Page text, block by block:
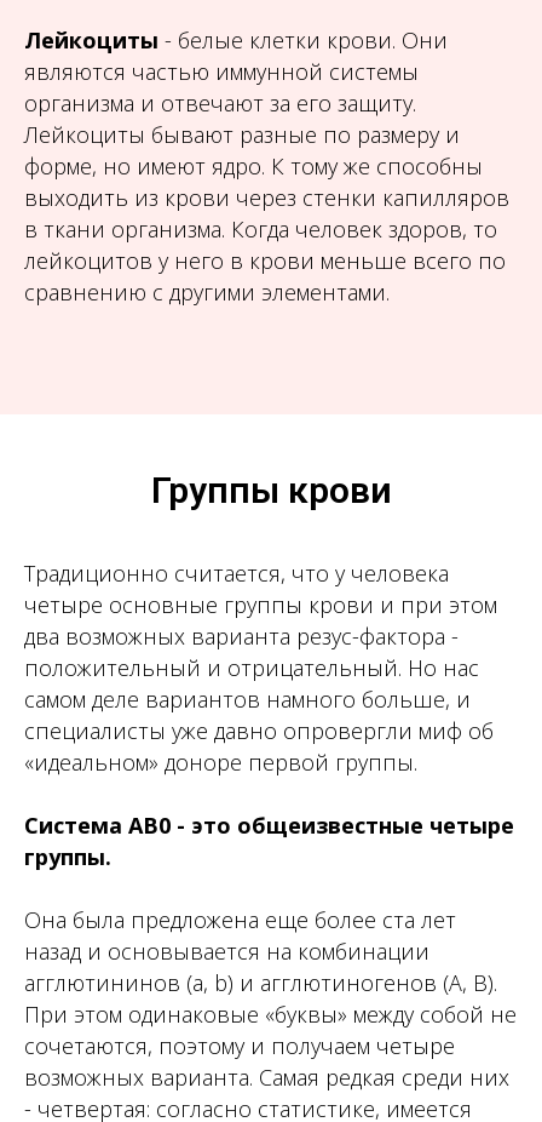
Лейкоциты - белые клетки крови. Они
являются частью иммунной системы
организма и отвечают за его защиту.
Лейкоциты бывают разные по размеру и
форме, но имеют ядро. К тому же способны
выходить из крови через стенки капилляров
в ткани организма. Когда человек здоров, то
лейкоцитов у него в крови меньше всего по
сравнению с другими элементами.
Группы крови
Традиционно считается, что у человека
четыре основные группы крови и при этом
два возможных варианта резус-фактора -
положительный и отрицательный. Но нас
самом деле вариантов намного больше, и
специалисты уже давно опровергли миф об
«идеальном» доноре первой группы.
Система AB0 - это общеизвестные четыре
группы.
Она была предложена еще более ста лет
назад и основывается на комбинации
агглютининов (a, b) и агглютиногенов (A, B).
При этом одинаковые «буквы» между собой не
сочетаются, поэтому и получаем четыре
возможных варианта. Самая редкая среди них
- четвертая: согласно статистике, имеется